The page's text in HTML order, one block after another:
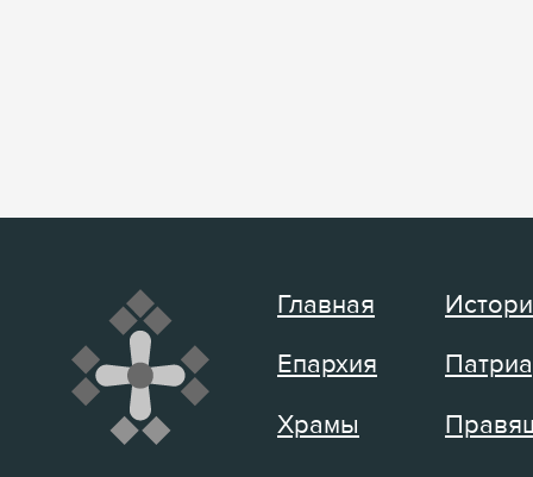
Главная
Епархия
Храмы